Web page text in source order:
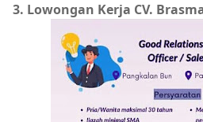
3. Lowongan Kerja CV.